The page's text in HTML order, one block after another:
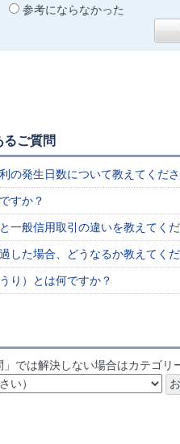
参考にならなかった
るご質問
の発生日数について教えてくださ
すか？
一般信用取引の違いを教えてくだ
した場合、どうなるか教えてくだ
り）とは何ですか？
」では解決しない場合はカテゴ